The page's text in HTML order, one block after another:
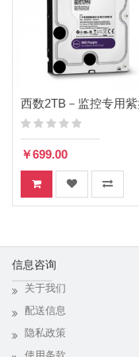
西数2TB－监控专用紫
￥699.00
信息咨询
关于我们
配送信息
隐私政策